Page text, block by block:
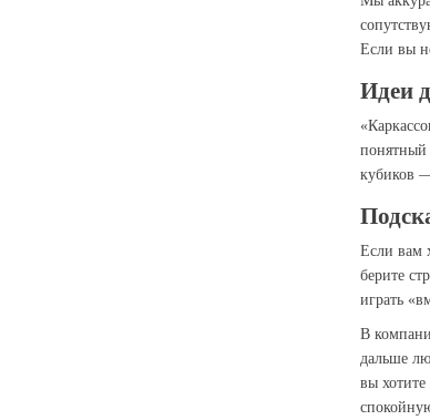
Если вы
Идеи
понятный
кубиков
Если вам
берите
играть
В
дальше
вы